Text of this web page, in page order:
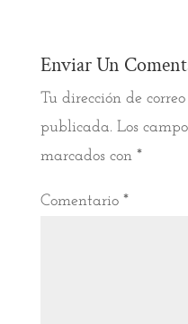
Enviar Un
Tu dirección de
publicada. Los
marcados con *
Comentario *